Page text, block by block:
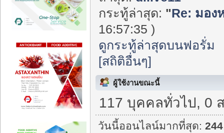
กระทู้ล่าสุด: "Re: มอง
16:57:35 )
ดูกระทู้ล่าสุดบนฟอรั่ม
[สถิติอื่นๆ]
ผู้ใช้งานขณะนี้
117 บุคคลทั่วไป, 0
วันนี้ออนไลน์มากที่สุด:244